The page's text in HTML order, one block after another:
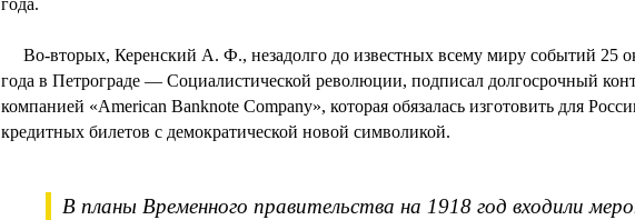
года.
Во-вторых, Керенский А. Ф., незадолго до известных всему миру событий 25
года в Петрограде — Социалистической революции, подписал долгосрочный
компанией «American Banknote Company», которая обязалась изготовить для
кредитных билетов с демократической новой символикой.
В планы Временного правительства на 1918 год входили